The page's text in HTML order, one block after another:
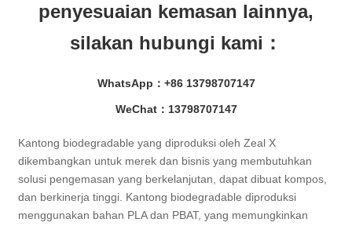
penyesuaian kemasan lainnya,
silakan hubungi kami：
WhatsApp：+86 13798707147
WeChat：13798707147
Kantong biodegradable yang diproduksi oleh Zeal X
dikembangkan untuk merek dan bisnis yang membutuhkan
solusi pengemasan yang berkelanjutan, dapat dibuat kompos,
dan berkinerja tinggi. Kantong biodegradable diproduksi
menggunakan bahan PLA dan PBAT, yang memungkinkan